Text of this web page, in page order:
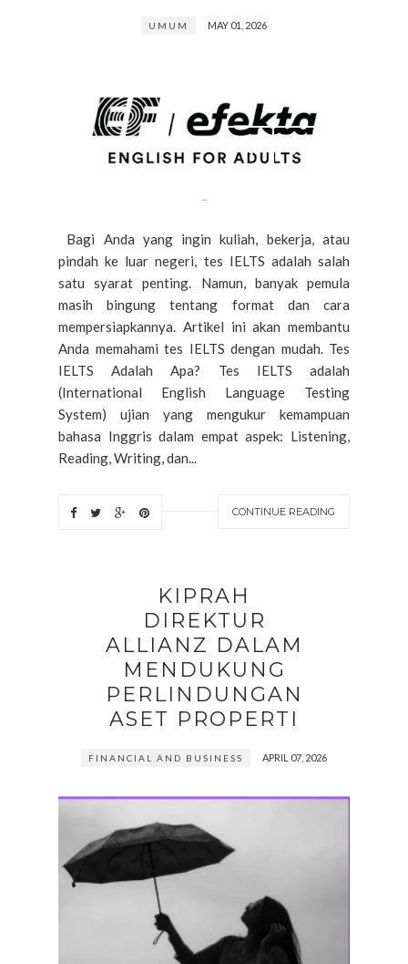
UMUM MAY 01, 2026
Bagi Anda yang ingin kuliah, bekerja, atau
pindah ke luar negeri, tes IELTS adalah salah
satu syarat penting. Namun, banyak pemula
masih bingung tentang format dan cara
mempersiapkannya. Artikel ini akan membantu
Anda memahami tes IELTS dengan mudah. Tes
IELTS Adalah Apa? Tes IELTS adalah
(International English Language Testing
System) ujian yang mengukur kemampuan
bahasa Inggris dalam empat aspek: Listening,
Reading, Writing, dan...
CONTINUE READING
KIPRAH
DIREKTUR
ALLIANZ DALAM
MENDUKUNG
PERLINDUNGAN
ASET PROPERTI
FINANCIAL AND BUSINESS APRIL 07, 2026